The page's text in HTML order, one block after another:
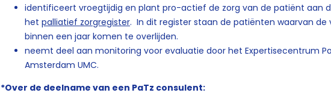
identificeert vroegtijdig en plant pro-actief de zorg van de patiënt aan
het palliatief zorgregister. In dit register staan de patiënten waarvan de
binnen een jaar komen te overlijden.
neemt deel aan monitoring voor evaluatie door het Expertisecentrum
Amsterdam UMC.
*Over de deelname van een PaTz consulent: